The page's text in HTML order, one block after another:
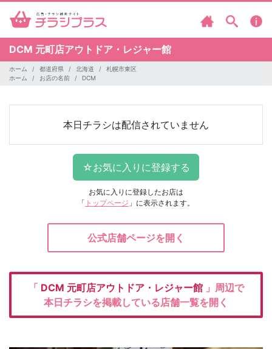
DCM 元町店アウトドア・レジャー館
ホーム 都道府県 北海道
札幌市東区
ホーム
お店の名前 DCM
本日チラシは配信されていません
お気に入りに登録したお店は
「 トップページ 」に表示されます。
公式店舗ページを開く
「 DCM 元町店アウトドア・レジャー館 」周辺で
本日チラシを掲載している店舗一覧を開く